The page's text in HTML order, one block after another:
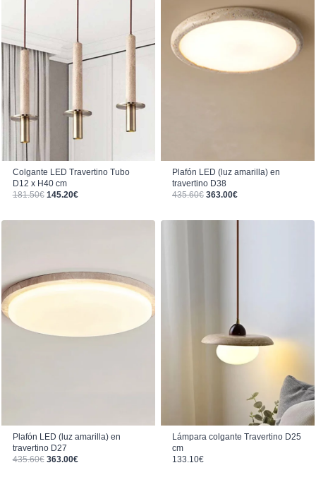
Colgante LED Travertino Tubo
D12 x H40 cm
181.50€ El precio original era: 181.50€.
145.20€El precio actual es: 145.20€.
Plafón LED (luz amarilla) en
travertino D38
435.60€ El precio original era: 435.60€.
363.00€El precio actual es: 363.00€.
Plafón LED (luz amarilla) en
travertino D27
435.60€ El precio original era: 435.60€.
363.00€El precio actual es: 363.00€.
Lámpara colgante Travertino D25
cm
133.10€